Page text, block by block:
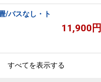
/バスなし・ト
11,900
すべてを表示する